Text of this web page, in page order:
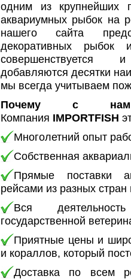
одним из крупнейших
аквариумных рыбок на
нашего сайта
декоративных рыбок
совершенствуется
добавляются десятки
мы всегда учитываем
Почему с нами
Компания IMPORTFISH
Многолетний опыт
Собственная
Прямые поставки
рейсами из разных
Вся
государственной
Приятные цены и
и кораллов, который
Доставка по всем